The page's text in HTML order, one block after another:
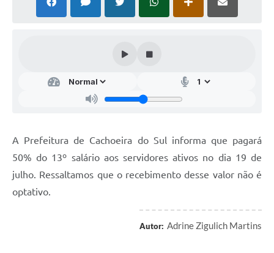
A Prefeitura
Galeria de Vídeos
Gabinetes e Secretarias
Links
Serviços Online
A Prefeitura de Cachoeira do Sul informa que pagará
50% do 13º salário aos servidores ativos no dia 19 de
julho. Ressaltamos que o recebimento desse valor não é
optativo.
Autor: Adrine Zigulich Martins